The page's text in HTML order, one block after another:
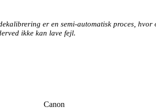
er en semi-automatisk proces, hvor
ikke kan lave fejl.
Canon